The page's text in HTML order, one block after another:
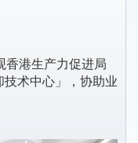
香港生产力促进局
术中心」，协助业